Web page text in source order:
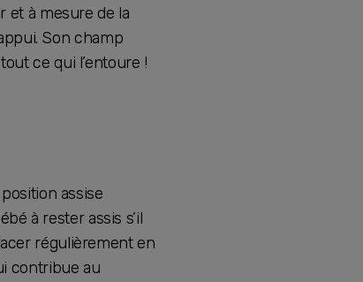
et à mesure de la
Son champ
ce qui l’entoure !
assise
à rester assis s’il
régulièrement en
contribue au